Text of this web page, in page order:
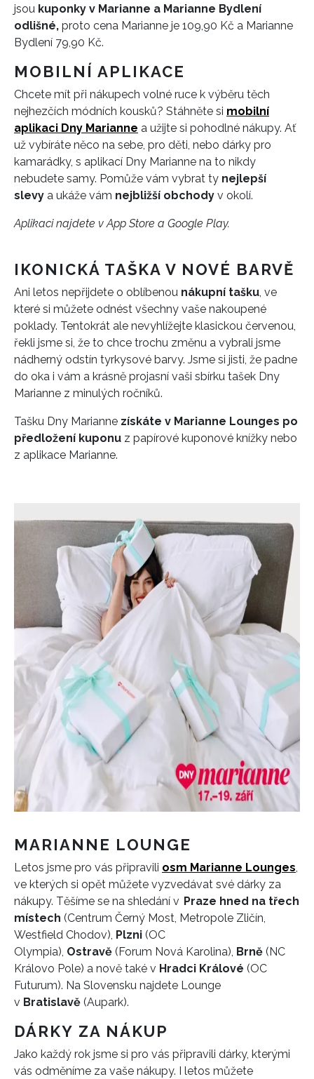
jsou kuponky v Marianne a Marianne Bydlení
odlišné, proto cena Marianne je 109,90 Kč a Marianne
Bydlení 79,90 Kč.
MOBILNÍ APLIKACE
Chcete mít při nákupech volné ruce k výběru těch
nejhezčích módních kousků? Stáhněte si mobilní
aplikaci Dny Marianne a užijte si pohodlné nákupy. Ať
už vybíráte něco na sebe, pro děti, nebo dárky pro
kamarádky, s aplikací Dny Marianne na to nikdy
nebudete samy. Pomůže vám vybrat ty nejlepší
slevy a ukáže vám nejbližší obchody v okolí.
Aplikaci najdete v App Store a Google Play.
IKONICKÁ TAŠKA V NOVÉ BARVĚ
Ani letos nepřijdete o oblíbenou nákupní tašku, ve
které si můžete odnést všechny vaše nakoupené
poklady. Tentokrát ale nevyhlížejte klasickou červenou,
řekli jsme si, že to chce trochu změnu a vybrali jsme
nádherný odstín tyrkysové barvy. Jsme si jisti, že padne
do oka i vám a krásně projasní vaši sbírku tašek Dny
Marianne z minulých ročníků.
Tašku Dny Marianne získáte v Marianne Lounges po
předložení kuponu z papírové kuponové knížky nebo
z aplikace Marianne.
MARIANNE LOUNGE
Letos jsme pro vás připravili osm Marianne Lounges,
ve kterých si opět můžete vyzvedávat své dárky za
nákupy. Těšíme se na shledání v Praze hned na třech
místech (Centrum Černý Most, Metropole Zličín,
Westfield Chodov), Plzni (OC
Olympia), Ostravě (Forum Nová Karolina), Brně (NC
Královo Pole) a nově také v Hradci Králové (OC
Futurum). Na Slovensku najdete Lounge
v Bratislavě (Aupark).
DÁRKY ZA NÁKUP
Jako každý rok jsme si pro vás připravili dárky, kterými
vás odměníme za vaše nákupy. I letos můžete